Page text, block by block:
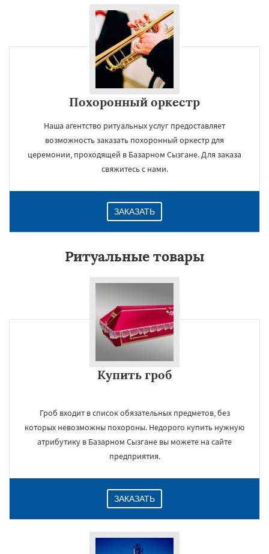
Похоронный оркестр
Наша агентство ритуальных услуг предоставляет
возможность заказать похоронный оркестр для
церемонии, проходящей в Базарном Сызгане. Для заказа
свяжитесь с нами.
ЗАКАЗАТЬ
Ритуальные товары
Купить гроб
Гроб входит в список обязательных предметов, без
которых невозможны похороны. Недорого купить нужную
атрибутику в Базарном Сызгане вы можете на сайте
предприятия.
ЗАКАЗАТЬ